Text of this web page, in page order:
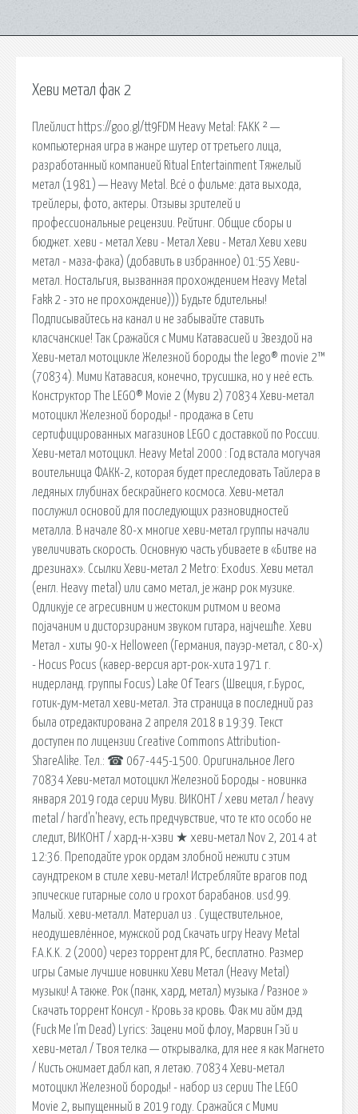
Хеви метал фак 2
Плейлист https://goo.gl/tt9FDM Heavy Metal: FAKK ² —
компьютерная игра в жанре шутер от третьего лица,
разработанный компанией Ritual Entertainment Тяжелый
метал (1981) — Heavy Metal. Всё о фильме: дата выхода,
трейлеры, фото, актеры. Отзывы зрителей и
профессиональные рецензии. Рейтинг. Общие сборы и
бюджет. хеви - метал Хеви - Метал Хеви - Метал Хеви хеви
метал - маза-фака) (добавить в избранное) 01:55 Хеви-
метал. Ностальгия, вызванная прохождением Heavy Metal
Fakk 2 - это не прохождение))) Будьте бдительны!
Подписывайтесь на канал и не забывайте ставить
класчанские! Так Сражайся с Мими Катавасией и Звездой на
Хеви-метал мотоцикле Железной бороды the lego® movie 2™
(70834). Мими Катавасия, конечно, трусишка, но у неё есть.
Конструктор The LEGO® Movie 2 (Муви 2) 70834 Хеви-метал
мотоцикл Железной бороды! - продажа в Сети
сертифицированных магазинов LEGO с доставкой по России.
Хеви-метал мотоцикл. Heavy Metal 2000 : Год встала могучая
воительница ФАКК-2, которая будет преследовать Тайлера в
ледяных глубинах бескрайнего космоса. Хеви-метал
послужил основой для последующих разновидностей
металла. В начале 80-х многие хеви-метал группы начали
увеличивать скорость. Основную часть убиваете в «Битве на
дрезинах». Ссылки Хеви-метал 2 Metro: Exodus. Хеви метал
(енгл. Heavy metal) или само метал, је жанр рок музике.
Одликује се агресивним и жестоким ритмом и веома
појачаним и дисторзираним звуком гитара, најчешће. Хеви
Метал - хиты 90-х Helloween (Германия, пауэр-метал, с 80-х)
- Hocus Pocus (кавер-версия арт-рок-хита 1971 г.
нидерланд. группы Focus) Lake Of Tears (Швеция, г.Бурос,
готик-дум-метал хеви-метал. Эта страница в последний раз
была отредактирована 2 апреля 2018 в 19:39. Текст
доступен по лицензии Creative Commons Attribution-
ShareAlike. Тел.: ☎ 067-445-1500. Оригинальное Лего
70834 Хеви-метал мотоцикл Железной Бороды - новинка
января 2019 года серии Муви. ВИКОНТ / хеви метал / heavy
metal / hard'n'heavy, есть предчувствие, что те кто особо не
следит, ВИКОНТ / хард-н-хэви ★ хеви-метал Nov 2, 2014 at
12:36. Преподайте урок ордам злобной нежити с этим
саундтреком в стиле хеви-метал! Истребляйте врагов под
эпические гитарные соло и грохот барабанов. usd.99.
Малый. хеви-металл. Материал из . Существительное,
неодушевлённое, мужской род Скачать игру Heavy Metal
F.A.K.K. 2 (2000) через торрент для PC, бесплатно. Размер
игры Самые лучшие новинки Хеви Метал (Heavy Metal)
музыки! А также. Рок (панк, хард, метал) музыка / Разное »
Скачать торрент Консул - Кровь за кровь. Фак ми айм дэд
(Fuck Me I'm Dead) Lyrics: Зацени мой флоу, Марвин Гэй и
хеви-метал / Твоя телка — открывалка, для нее я как Магнето
/ Кисть сжимает дабл кап, я летаю. 70834 Хеви-метал
мотоцикл Железной бороды! - набор из серии The LEGO
Movie 2, выпущенный в 2019 году. Сражайся с Мими